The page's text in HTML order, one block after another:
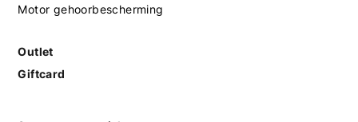
Motor gehoorbescherming
Outlet
Giftcard